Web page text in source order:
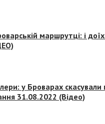
маршрутці: і
у Броварах скасували
31.08.2022 (Відео)